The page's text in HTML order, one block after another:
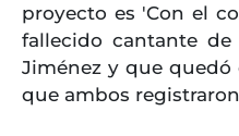
proyecto es 'Con el
fallecido cantante de
Jiménez y que
que ambos